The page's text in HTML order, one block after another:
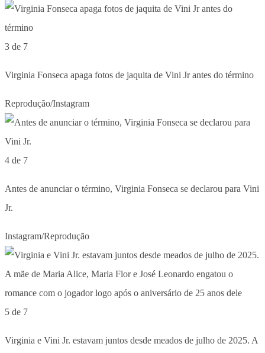
3 de 7
Virginia Fonseca apaga fotos de jaquita de Vini Jr antes do término
Reprodução/Instagram
4 de 7
Antes de anunciar o término, Virginia Fonseca se declarou para Vini
Jr.
Instagram/Reprodução
5 de 7
Virginia e Vini Jr. estavam juntos desde meados de julho de 2025. A